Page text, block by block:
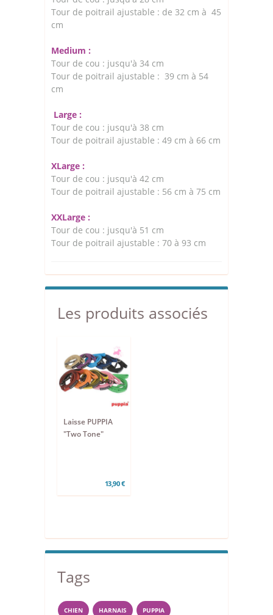
Tour de poitrail ajustable : de 32 cm à 45
cm
Medium :
Tour de cou : jusqu'à 34 cm
Tour de poitrail ajustable : 39 cm à 54
cm
Large :
Tour de cou : jusqu'à 38 cm
Tour de poitrail ajustable : 49 cm à 66 cm
XLarge :
Tour de cou : jusqu'à 42 cm
Tour de poitrail ajustable : 56 cm à 75 cm
XXLarge :
Tour de cou : jusqu'à 51 cm
Tour de poitrail ajustable : 70 à 93 cm
Les produits associés
Laisse PUPPIA
"Two Tone"
13,90 €
Tags
CHIEN HARNAIS PUPPIA